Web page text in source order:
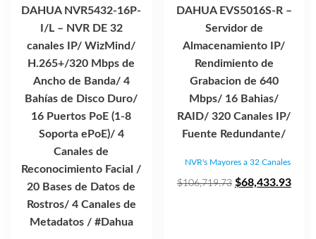
DAHUA NVR5432-16P-
I/L – NVR DE 32
canales IP/ WizMind/
H.265+/320 Mbps de
Ancho de Banda/ 4
Bahías de Disco Duro/
16 Puertos PoE (1-8
Soporta ePoE)/ 4
Canales de
Reconocimiento Facial /
20 Bases de Datos de
Rostros/ 4 Canales de
Metadatos / #Dahua
DAHUA EVS5016S-R –
Servidor de
Almacenamiento IP/
Rendimiento de
Grabacion de 640
Mbps/ 16 Bahias/
RAID/ 320 Canales IP/
Fuente Redundante/
NVR's Mayores a 32 Canales
$106,719.73 El
$68,433.93El